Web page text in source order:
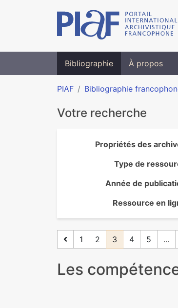
Bibliographie À propos
PIAF Bibliographie
Votre recherche
Propriétés des
Type de
Année de
Ressource en
1 2 3 4 5 ...
Les